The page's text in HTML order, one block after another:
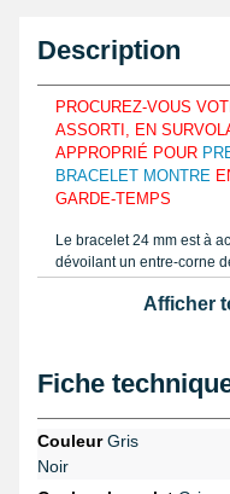
Description
PROCUREZ-VOUS
ASSORTI, EN
APPROPRIÉ POUR
BRACELET MONTRE
GARDE-TEMPS
Le bracelet 24 mm est à
dévoilant un entre-corne
votre poignet. Si vous
bracelet de montre que
règle graduée comme le
24 mm est réalisé à base
Utilisez une
montre usagé à besoin
Afficher
Fiche
CouleurGris
Noir